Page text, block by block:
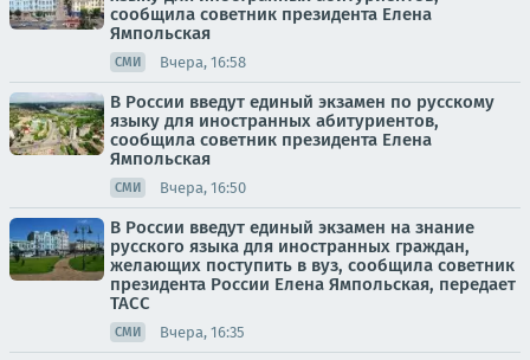
сообщила советник президента Елена
Ямпольская
СМИ Вчера, 16:58
В России введут единый экзамен по русскому
языку для иностранных абитуриентов,
сообщила советник президента Елена
Ямпольская
СМИ Вчера, 16:50
В России введут единый экзамен на знание
русского языка для иностранных граждан,
желающих поступить в вуз, сообщила советник
президента России Елена Ямпольская, передает
ТАСС
СМИ Вчера, 16:35